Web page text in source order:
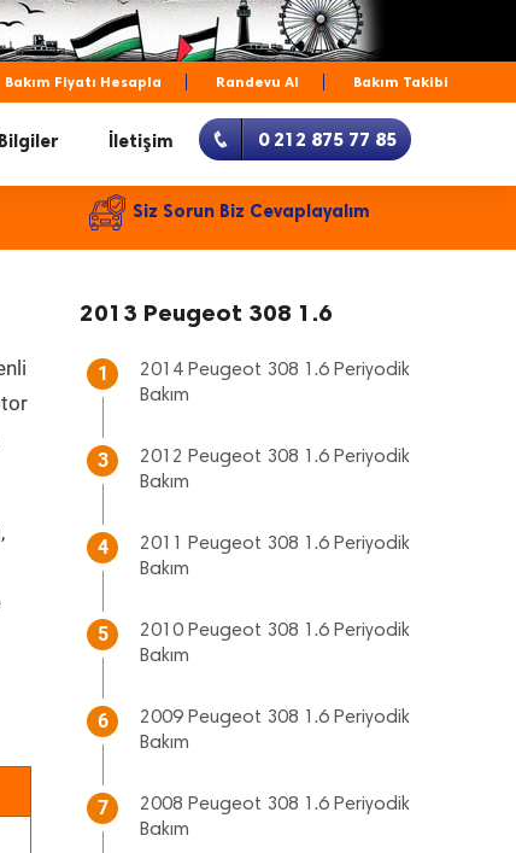
Bakım Fiyatı Hesapla Randevu Al Bakım Takibi
İletişim 0 212 875 77 85
Siz Sorun Biz Cevaplayalım
2013 Peugeot 308 1.6
1
2014 Peugeot 308 1.6 Periyodik
Bakım
3
2012 Peugeot 308 1.6 Periyodik
Bakım
4
2011 Peugeot 308 1.6 Periyodik
Bakım
5
2010 Peugeot 308 1.6 Periyodik
Bakım
6
2009 Peugeot 308 1.6 Periyodik
Bakım
7
2008 Peugeot 308 1.6 Periyodik
Bakım